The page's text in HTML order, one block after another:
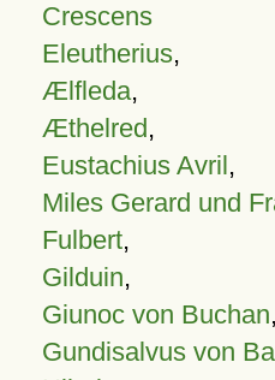
Crescens
Eleutherius,
Ælfleda,
Æthelred,
Eustachius Avril,
Miles Gerard und
Fulbert,
Gilduin,
Giunoc von Buchan,
Gundisalvus von